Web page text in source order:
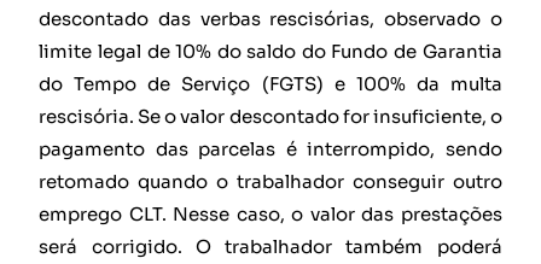
descontado das verbas rescisórias, observado o
limite legal de 10% do saldo do Fundo de Garantia
do Tempo de Serviço (FGTS) e 100% da multa
rescisória. Se o valor descontado for insuficiente, o
pagamento das parcelas é interrompido, sendo
retomado quando o trabalhador conseguir outro
emprego CLT. Nesse caso, o valor das prestações
será corrigido. O trabalhador também poderá